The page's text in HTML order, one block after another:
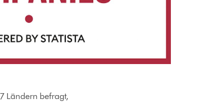
Ländern befragt,